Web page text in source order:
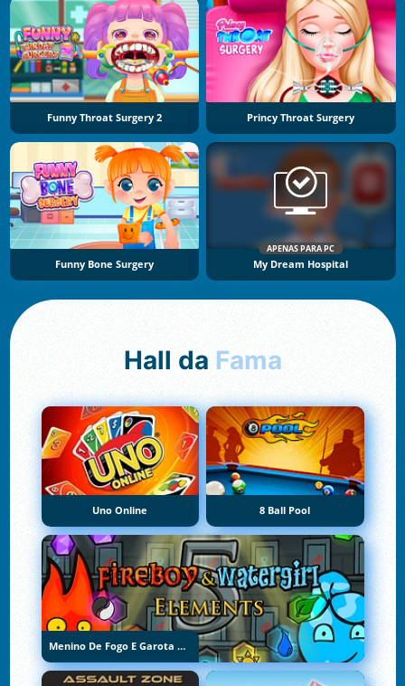
Funny Throat Surgery 2 Princy Throat Surgery
Funny Bone Surgery
APENAS PARA PC
My Dream Hospital
Hall da Fama
Uno Online 8 Ball Pool
Menino De Fogo E Garota De Água 5: Elementos